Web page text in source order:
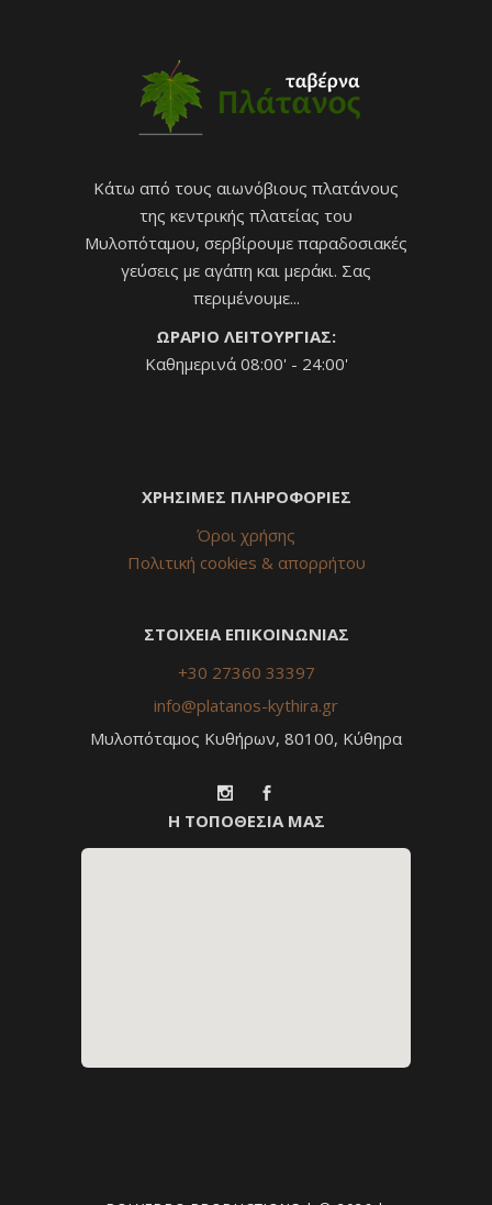
Κάτω από τους αιωνόβιους πλατάνους
της κεντρικής πλατείας του
Μυλοπόταμου, σερβίρουμε παραδοσιακές
γεύσεις με αγάπη και μεράκι. Σας
περιμένουμε...
ΩΡΑΡΙΟ ΛΕΙΤΟΥΡΓΙΑΣ:
Καθημερινά 08:00' - 24:00'
ΧΡΗΣΙΜΕΣ ΠΛΗΡΟΦΟΡΙΕΣ
Όροι χρήσης
Πολιτική cookies & απορρήτου
ΣΤΟΙΧΕΙΑ ΕΠΙΚΟΙΝΩΝΙΑΣ
+30 27360 33397
info@platanos-kythira.gr
Μυλοπόταμος Κυθήρων, 80100, Κύθηρα
Η ΤΟΠΟΘΕΣΙΑ ΜΑΣ